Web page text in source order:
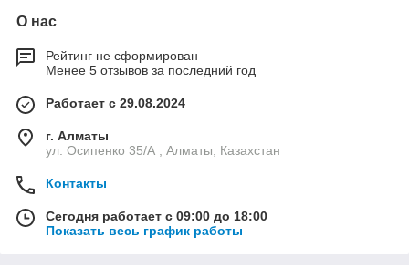
О нас
Рейтинг не сформирован
Менее 5 отзывов за последний год
Работает с 29.08.2024
г. Алматы
ул. Осипенко 35/А , Алматы, Казахстан
Контакты
Сегодня работает с 09:00 до 18:00
Показать весь график работы